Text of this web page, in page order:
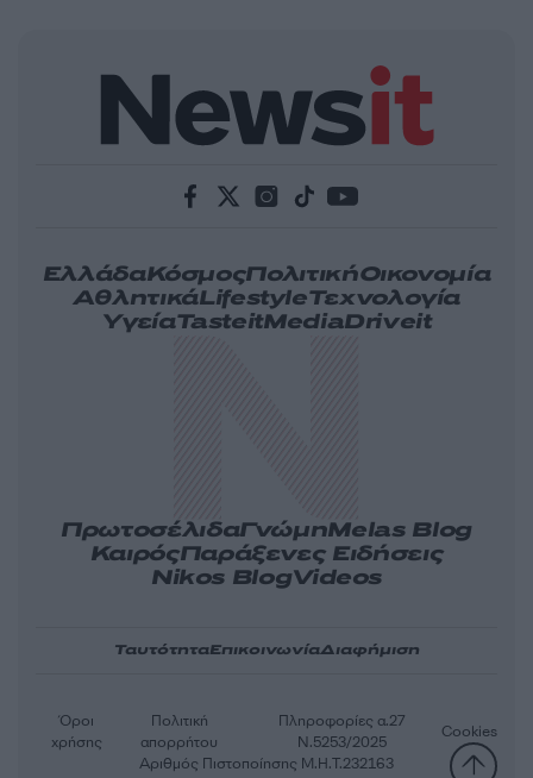
ΕλλάδαΚόσμοςΠολιτικήΟικονομία
ΑθλητικάLifestyleΤεχνολογία
ΥγείαTasteitMediaDriveit
ΠρωτοσέλιδαΓνώμηMelas Blog
ΚαιρόςΠαράξενες Ειδήσεις
Nikos BlogVideos
ΤαυτότηταΕπικοινωνίαΔιαφήμιση
Αριθμός Πιστοποίησης Μ.Η.Τ.232163
Όροι
χρήσης
Πολιτική
απορρήτου
Πληροφορίες α.27
Ν.5253/2025
Cookies